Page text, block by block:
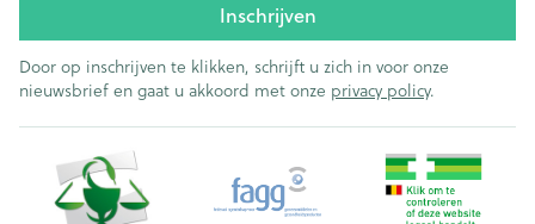
Inschrijven
Door op inschrijven te klikken, schrijft u zich in voor onze
nieuwsbrief en gaat u akkoord met onze privacy policy.